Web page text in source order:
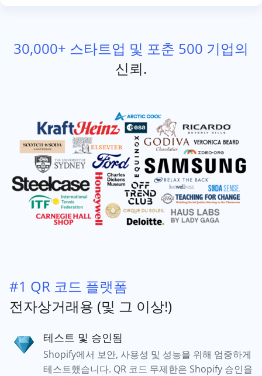
30,000+ 스타트업 및 포춘 500 기업의
신뢰.
#1 QR 코드 플랫폼
전자상거래용 (및 그 이상!)
테스트 및 승인됨
Shopify에서 보안, 사용성 및 성능을 위해 엄중하게
테스트했습니다. QR 코드 무제한은 Shopify 승인을